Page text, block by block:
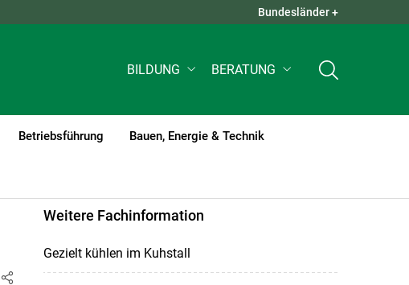
QUICK LINKS +
Bundesländer +
BILDUNG BERATUNG
Betriebsführung Bauen, Energie & Technik
Weitere Fachinformation
Gezielt kühlen im Kuhstall